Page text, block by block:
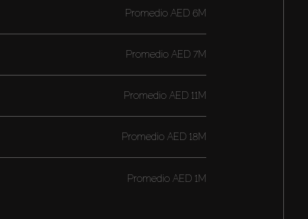
PromedioAED 6M
PromedioAED 7M
PromedioAED 11M
PromedioAED 18M
PromedioAED 1M